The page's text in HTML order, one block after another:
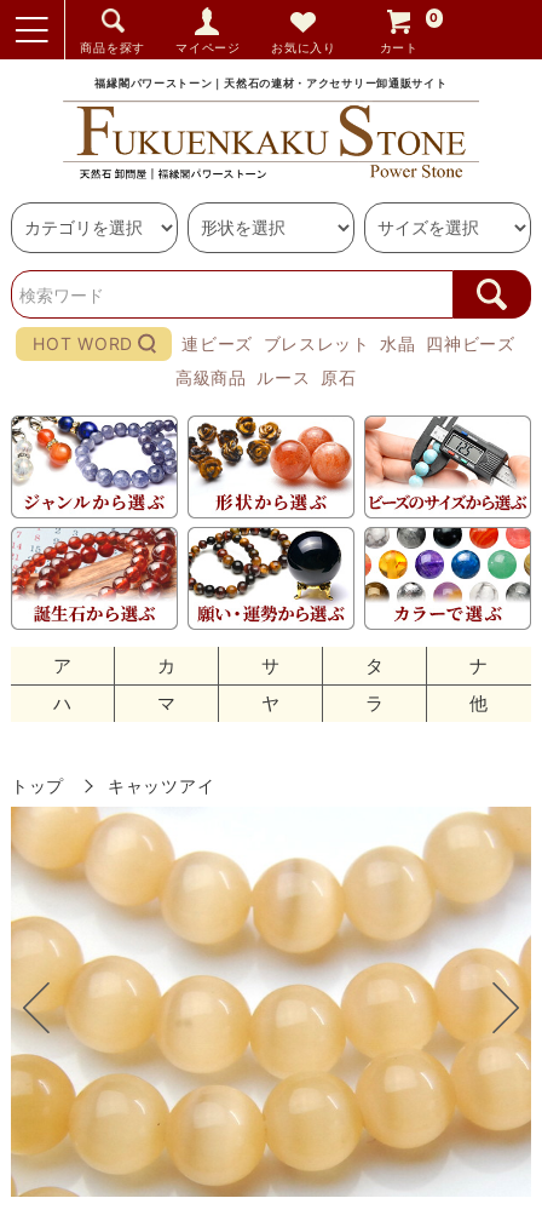
商品を探す マイページ お気に入り カート
0
福縁閣パワーストーン｜天然石の連材・アクセサリー卸通販サイト
HOT WORD 連ビーズ ブレスレット 水晶
四神ビーズ
高級商品
ルース 原石
ア カ サ タ
ナ
ハ
マ ヤ ラ 他
トップ キャッツアイ